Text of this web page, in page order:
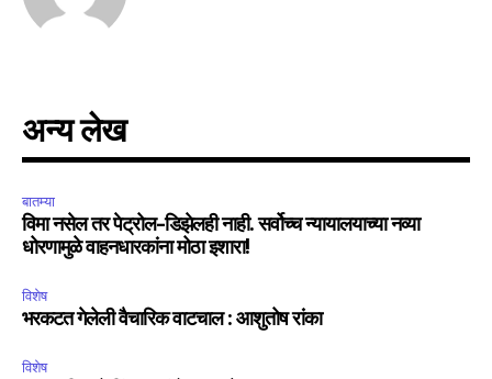
अन्य लेख
बातम्या
विमा नसेल तर पेट्रोल-डिझेलही नाही. सर्वोच्च न्यायालयाच्या नव्या
धोरणामुळे वाहनधारकांना मोठा इशारा!
विशेष
भरकटत गेलेली वैचारिक वाटचाल : आशुतोष रांका
विशेष